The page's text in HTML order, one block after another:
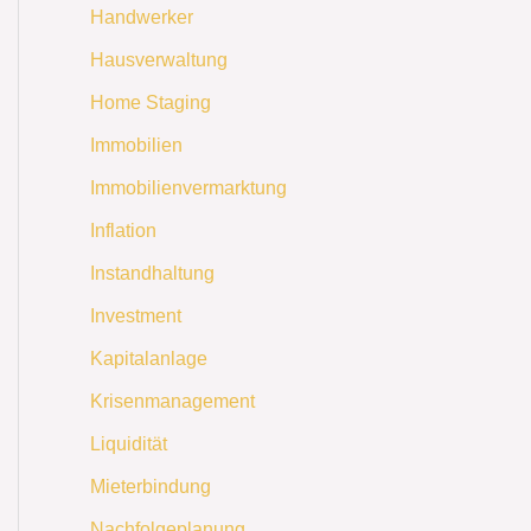
Handwerker
Hausverwaltung
Home Staging
Immobilien
Immobilienvermarktung
Inflation
Instandhaltung
Investment
Kapitalanlage
Krisenmanagement
Liquidität
Mieterbindung